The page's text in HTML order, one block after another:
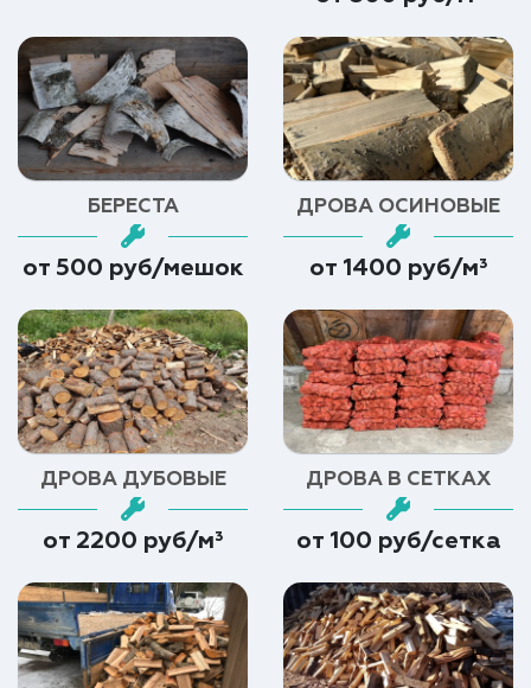
БЕРЕСТА
от 500 руб/мешок
ДРОВА ОСИНОВЫЕ
от 1400 руб/м³
ДРОВА ДУБОВЫЕ
от 2200 руб/м³
ДРОВА В СЕТКАХ
от 100 руб/сетка